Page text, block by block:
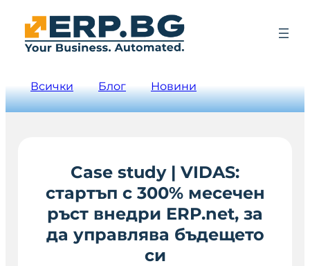
Всички Блог Новини
Case study | VIDAS:
стартъп с 300% месечен
ръст внедри ERP.net, за
да управлява бъдещето
си